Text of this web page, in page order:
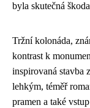
byla skutečná
Tržní kolonáda,
kontrast k
inspirovaná stavba
lehkým, téměř
pramen a také